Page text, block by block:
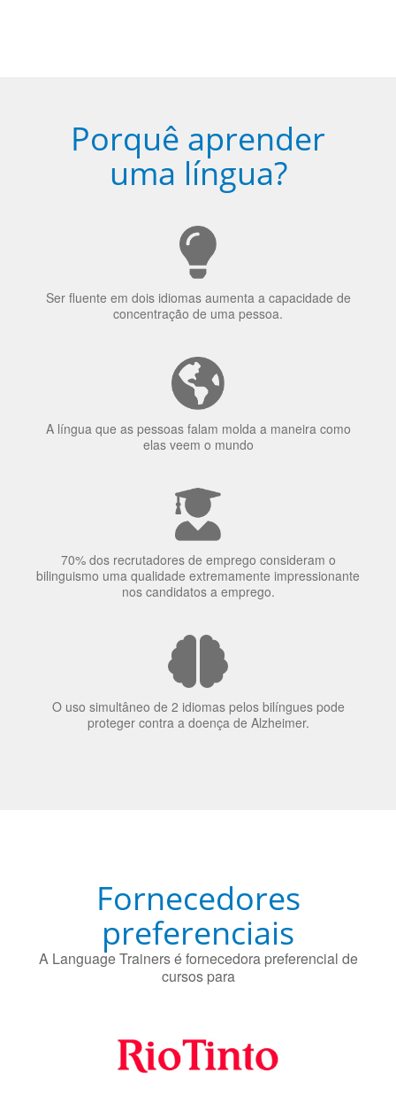
uma língua?
Ser fluente em dois idiomas aumenta a capacidade de
concentração de uma pessoa.
A língua que as pessoas falam molda a maneira como
elas veem o mundo
70% dos recrutadores de emprego consideram o
bilinguismo uma qualidade extremamente impressionante
O uso simultâneo de 2 idiomas pelos bilíngues pode
proteger contra a doença de Alzheimer.
preferenciais
A Language Trainers é fornecedora preferencial de
cursos para